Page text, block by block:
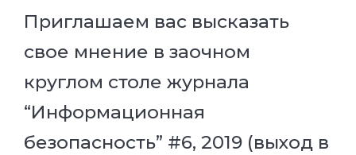
Приглашаем вас высказать
свое мнение в заочном
круглом столе журнала
“Информационная
безопасность” #6, 2019 (выход в